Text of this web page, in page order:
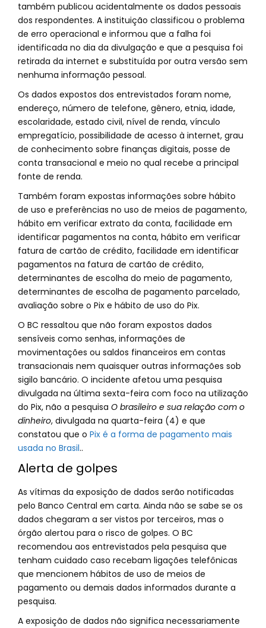
também publicou acidentalmente os dados pessoais
dos respondentes. A instituição classificou o problema
de erro operacional e informou que a falha foi
identificada no dia da divulgação e que a pesquisa foi
retirada da internet e substituída por outra versão sem
nenhuma informação pessoal.
Os dados expostos dos entrevistados foram nome,
endereço, número de telefone, gênero, etnia, idade,
escolaridade, estado civil, nível de renda, vínculo
empregatício, possibilidade de acesso à internet, grau
de conhecimento sobre finanças digitais, posse de
conta transacional e meio no qual recebe a principal
fonte de renda.
Também foram expostas informações sobre hábito
de uso e preferências no uso de meios de pagamento,
hábito em verificar extrato da conta, facilidade em
identificar pagamentos na conta, hábito em verificar
fatura de cartão de crédito, facilidade em identificar
pagamentos na fatura de cartão de crédito,
determinantes de escolha do meio de pagamento,
determinantes de escolha de pagamento parcelado,
avaliação sobre o Pix e hábito de uso do Pix.
O BC ressaltou que não foram expostos dados
sensíveis como senhas, informações de
movimentações ou saldos financeiros em contas
transacionais nem quaisquer outras informações sob
sigilo bancário. O incidente afetou uma pesquisa
divulgada na última sexta-feira com foco na utilização
do Pix, não a pesquisa O brasileiro e sua relação com o
dinheiro, divulgada na quarta-feira (4) e que
constatou que o Pix é a forma de pagamento mais
usada no Brasil..
Alerta de golpes
As vítimas da exposição de dados serão notificadas
pelo Banco Central em carta. Ainda não se sabe se os
dados chegaram a ser vistos por terceiros, mas o
órgão alertou para o risco de golpes. O BC
recomendou aos entrevistados pela pesquisa que
tenham cuidado caso recebam ligações telefônicas
que mencionem hábitos de uso de meios de
pagamento ou demais dados informados durante a
pesquisa.
A exposição de dados não significa necessariamente